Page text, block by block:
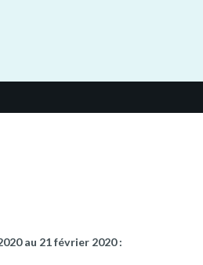
au 21 février 2020 :